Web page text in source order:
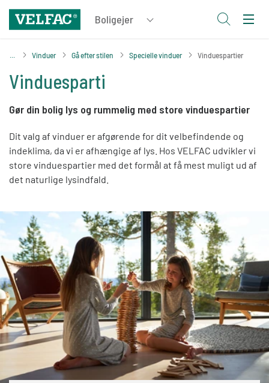
Vinduer Gå efter stilen Specielle vinduer Vinduespartier
Vinduesparti
Gør din bolig lys og rummelig med store vinduespartier
Dit valg af vinduer er afgørende for dit velbefindende og
indeklima, da vi er afhængige af lys. Hos VELFAC udvikler vi
store vinduespartier med det formål at få mest muligt ud af
det naturlige lysindfald.